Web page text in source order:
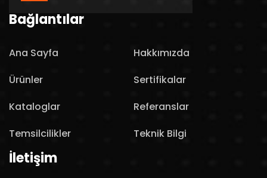
Bağlantılar
Ana Sayfa
Hakkımızda
Ürünler
Sertifikalar
Kataloglar
Referanslar
Temsilcilikler
Teknik Bilgi
İletişim